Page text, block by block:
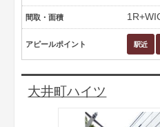
間取・面積
アピールポイント
大井町ハイツ